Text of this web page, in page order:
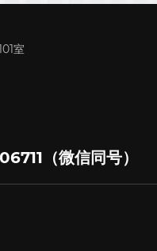
室
（微信同号）